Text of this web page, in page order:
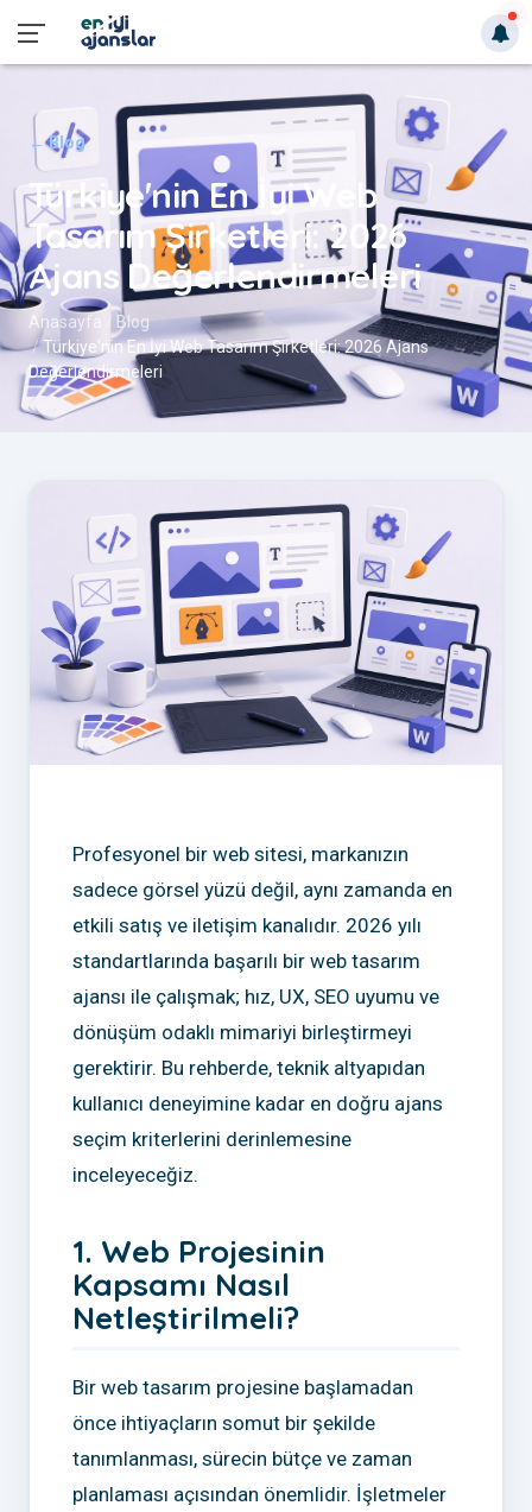
← Blog
Türkiye'nin En İyi Web
Tasarım Şirketleri: 2026
Ajans Değerlendirmeleri
Anasayfa
Blog
Türkiye'nin En İyi Web Tasarım Şirketleri: 2026 Ajans
Değerlendirmeleri
Profesyonel bir web sitesi, markanızın
sadece görsel yüzü değil, aynı zamanda en
etkili satış ve iletişim kanalıdır. 2026 yılı
standartlarında başarılı bir web tasarım
ajansı ile çalışmak; hız, UX, SEO uyumu ve
dönüşüm odaklı mimariyi birleştirmeyi
gerektirir. Bu rehberde, teknik altyapıdan
kullanıcı deneyimine kadar en doğru ajans
seçim kriterlerini derinlemesine
inceleyeceğiz.
1. Web Projesinin
Kapsamı Nasıl
Netleştirilmeli?
Bir web tasarım projesine başlamadan
önce ihtiyaçların somut bir şekilde
tanımlanması, sürecin bütçe ve zaman
planlaması açısından önemlidir. İşletmeler